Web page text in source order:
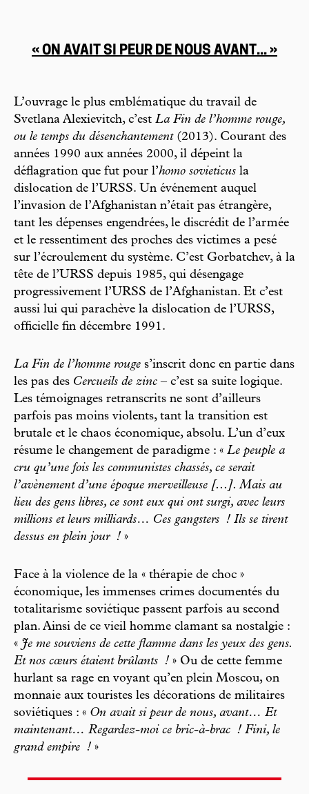
« ON AVAIT SI PEUR DE NOUS AVANT... »
L’ouvrage le plus emblématique du travail de
Svetlana Alexievitch, c’est La Fin de l’homme rouge,
ou le temps du désenchantement (2013). Courant des
années 1990 aux années 2000, il dépeint la
déflagration que fut pour l’homo sovieticus la
dislocation de l’URSS. Un événement auquel
l’invasion de l’Afghanistan n’était pas étrangère,
tant les dépenses engendrées, le discrédit de l’armée
et le ressentiment des proches des victimes a pesé
sur l’écroulement du système. C’est Gorbatchev, à la
tête de l’URSS depuis 1985, qui désengage
progressivement l’URSS de l’Afghanistan. Et c’est
aussi lui qui parachève la dislocation de l’URSS,
officielle fin décembre 1991.
La Fin de l’homme rouge s’inscrit donc en partie dans
les pas des Cercueils de zinc – c’est sa suite logique.
Les témoignages retranscrits ne sont d’ailleurs
parfois pas moins violents, tant la transition est
brutale et le chaos économique, absolu. L’un d’eux
résume le changement de paradigme : « Le peuple a
cru qu’une fois les communistes chassés, ce serait
l’avènement d’une époque merveilleuse [...]. Mais au
lieu des gens libres, ce sont eux qui ont surgi, avec leurs
millions et leurs milliards… Ces gangsters ! Ils se tirent
dessus en plein jour ! »
Face à la violence de la « thérapie de choc »
économique, les immenses crimes documentés du
totalitarisme soviétique passent parfois au second
plan. Ainsi de ce vieil homme clamant sa nostalgie :
« Je me souviens de cette flamme dans les yeux des gens.
Et nos cœurs étaient brûlants ! » Ou de cette femme
hurlant sa rage en voyant qu’en plein Moscou, on
monnaie aux touristes les décorations de militaires
soviétiques : « On avait si peur de nous, avant… Et
maintenant… Regardez-moi ce bric-à-brac ! Fini, le
grand empire ! »